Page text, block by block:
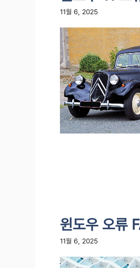
11월 6, 2025
윈도우 오류
11월 6, 2025